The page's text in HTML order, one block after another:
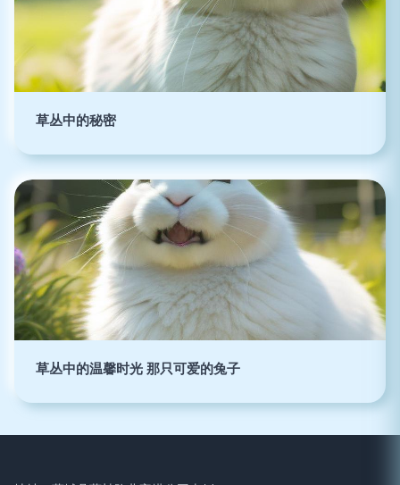
草丛中的秘密
草丛中的温馨时光 那只可爱的兔子